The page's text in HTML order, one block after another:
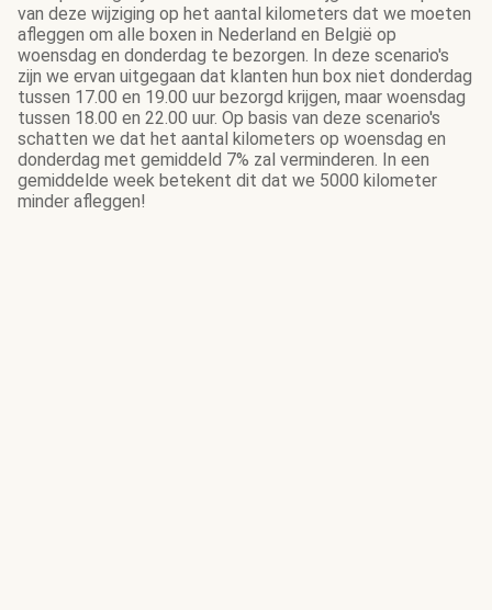
van deze wijziging op het aantal kilometers dat we moeten
afleggen om alle boxen in Nederland en België op
woensdag en donderdag te bezorgen. In deze scenario's
zijn we ervan uitgegaan dat klanten hun box niet donderdag
tussen 17.00 en 19.00 uur bezorgd krijgen, maar woensdag
tussen 18.00 en 22.00 uur. Op basis van deze scenario's
schatten we dat het aantal kilometers op woensdag en
donderdag met gemiddeld 7% zal verminderen. In een
gemiddelde week betekent dit dat we 5000 kilometer
minder afleggen!